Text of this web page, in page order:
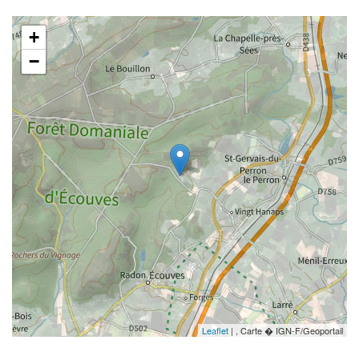
+
−
Leaflet | , Carte � IGN-F/Geoportail